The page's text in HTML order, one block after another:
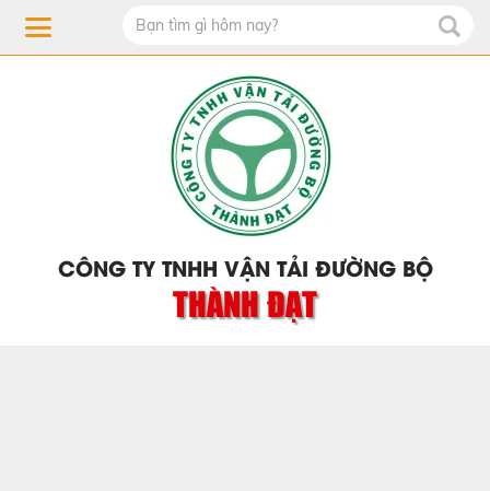
CÔNG TY TNHH VẬN TẢI ĐƯỜNG BỘ
THÀNH ĐẠT